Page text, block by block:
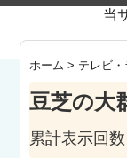
当
ホーム > テレビ
豆芝の大
累計表示回